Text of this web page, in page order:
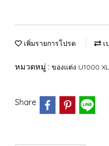
เพิ่มรายการโปรด เ
หมวดหมู่ : ของแต่ง U1000 XL
Share